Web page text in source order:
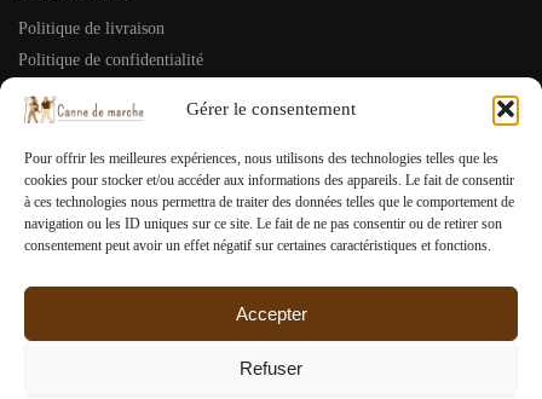
Gérer le consentement
Pour offrir les meilleures expériences, nous utilisons des technologies telles que les
cookies pour stocker et/ou accéder aux informations des appareils. Le fait de consentir
à ces technologies nous permettra de traiter des données telles que le comportement de
navigation ou les ID uniques sur ce site. Le fait de ne pas consentir ou de retirer son
consentement peut avoir un effet négatif sur certaines caractéristiques et fonctions.
Accepter
Refuser
Politique de livraison
Politique de confidentialité
Conditions Générales de Vente
Mentions Légales
À PROPOS
Mon compte
Contactez nous
CANNE-DE-MARCHE.COM